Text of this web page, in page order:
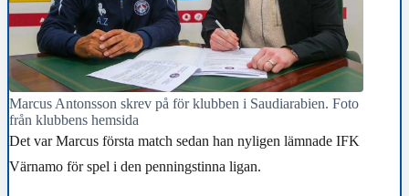
Marcus Antonsson skrev på för klubben i Saudiarabien. Foto
från klubbens hemsida
Det var Marcus första match sedan han nyligen lämnade IFK
Värnamo för spel i den penningstinna ligan.